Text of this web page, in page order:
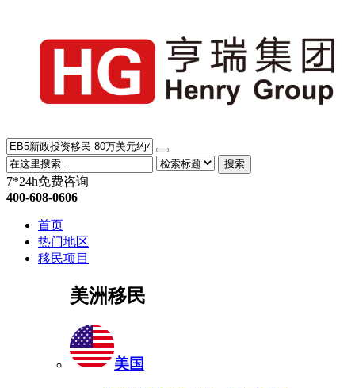
搜索
7*24h免费咨询
400-608-0606
首页
热门地区
移民项目
美洲移民
美国